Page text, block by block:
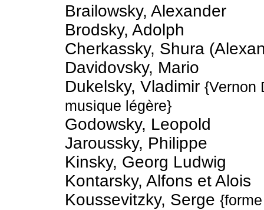
Brailowsky, Alexander
Brodsky, Adolph
Cherkassky, Shura
Davidovsky, Mario
Dukelsky, Vladimir {Vernon
musique légère}
Godowsky, Leopold
Jaroussky, Philippe
Kinsky, Georg Ludwig
Kontarsky, Alfons et Alois
Koussevitzky, Serge